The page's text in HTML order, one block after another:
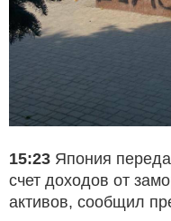
15:23 Япония
счет доходов от
активов, сообщил